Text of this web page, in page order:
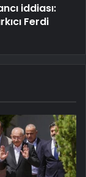
iddiası:
Ferdi